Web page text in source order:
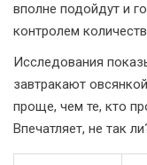
вполне подойдут и
контролем
Исследования
завтракают
проще, чем те, кто
Впечатляет, не так